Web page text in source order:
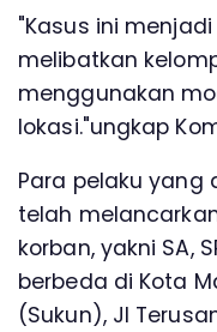
"Kasus ini
melibatkan
menggunakan
lokasi."ungkap
Para pelaku yang
telah
korban, yakni SA,
berbeda di Kota
(Sukun), Jl